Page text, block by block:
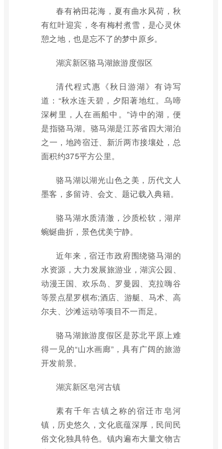
春有衲田花海，夏有曲水风荷，秋
有红叶迎宾，冬有梅村煮雪，是心灵休
憩之地，也是忘不了的梦中原乡。
湖滨新区骆马湖旅游度假区
清代程式惠《秋日游湖》有诗写
道：“秋水连天碧，夕阳著地红。乌啼
深树里，人在画船中。”诗中的湖，便
是指骆马湖。骆马湖是江苏省四大湖泊
之一，地跨宿迁、新沂两市接壤处，总
面积约375平方公里。
骆马湖以湖光山色之美，历代文人
墨客，多留诗、会文、题记载入典籍。
骆马湖水质清澈，沙质松软，湖岸
蜿蜒曲折，景色优美宁静。
近年来，宿迁市政府围绕骆马湖的
水资源，大力发展旅游业，湖滨公园、
动漫王国、欢乐岛、罗曼园、克拉嗨谷
等景点星罗棋布;酒店、游艇、马术、高
尔夫、沙滩运动等项目不一而足。
骆马湖旅游度假区是苏北平原上难
得一见的“山水画廊”，具有广阔的旅游
开发前景。
湖滨新区皂河古镇
素有千年古镇之称的宿迁市皂河
镇，历史悠久，文化底蕴深厚，民间民
俗文化独具特色。镇内遍布大量文物古